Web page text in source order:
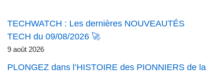
TECHWATCH : Les dernières NOUVEAUTÉS
TECH du 09/08/2026 🚀
9 août 2026
PLONGEZ dans l’HISTOIRE des PIONNIERS de la